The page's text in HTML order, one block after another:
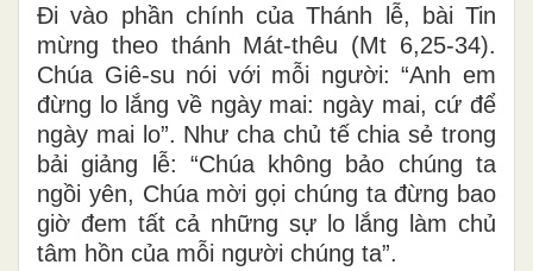
Đi vào phần chính của Thánh lễ, bài Tin
mừng theo thánh Mát-thêu (Mt 6,25-34).
Chúa Giê-su nói với mỗi người: “Anh em
đừng lo lắng về ngày mai: ngày mai, cứ để
ngày mai lo”. Như cha chủ tế chia sẻ trong
bải giảng lễ: “Chúa không bảo chúng ta
ngồi yên, Chúa mời gọi chúng ta đừng bao
giờ đem tất cả những sự lo lắng làm chủ
tâm hồn của mỗi người chúng ta”.